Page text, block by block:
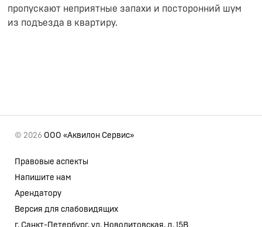
пропускают неприятные запахи и посторонний шум
из подъезда в квартиру.
© 2026 ООО «Аквилон Сервис»
Правовые аспекты
Напишите нам
Арендатору
Версия для слабовидящих
г. Санкт-Петербург, ул. Новолитовская, д. 15В